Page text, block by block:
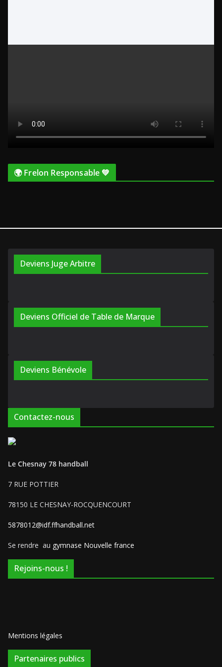
🌍 Frelon Responsable 💚
Deviens Juge Arbitre
Deviens Officiel de Table de Marque
Deviens Bénévole
Contactez-nous
Le Chesnay 78 handball
7 RUE POTTIER
78150 LE CHESNAY-ROCQUENCOURT
5878012@idf.ffhandball.net
Se rendre au gymnase Nouvelle france
Rejoins-nous !
Mentions légales
Partenaires publics